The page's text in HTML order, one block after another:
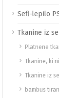
Sefl-lepilo
Tkanine iz
Platnene
Tkanine, ki
Tkanine iz
bambus